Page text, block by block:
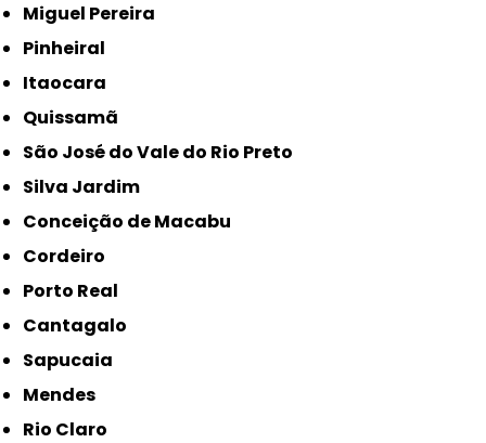
Miguel Pereira
Pinheiral
Itaocara
Quissamã
São José do Vale do Rio Preto
Silva Jardim
Conceição de Macabu
Cordeiro
Porto Real
Cantagalo
Sapucaia
Mendes
Rio Claro